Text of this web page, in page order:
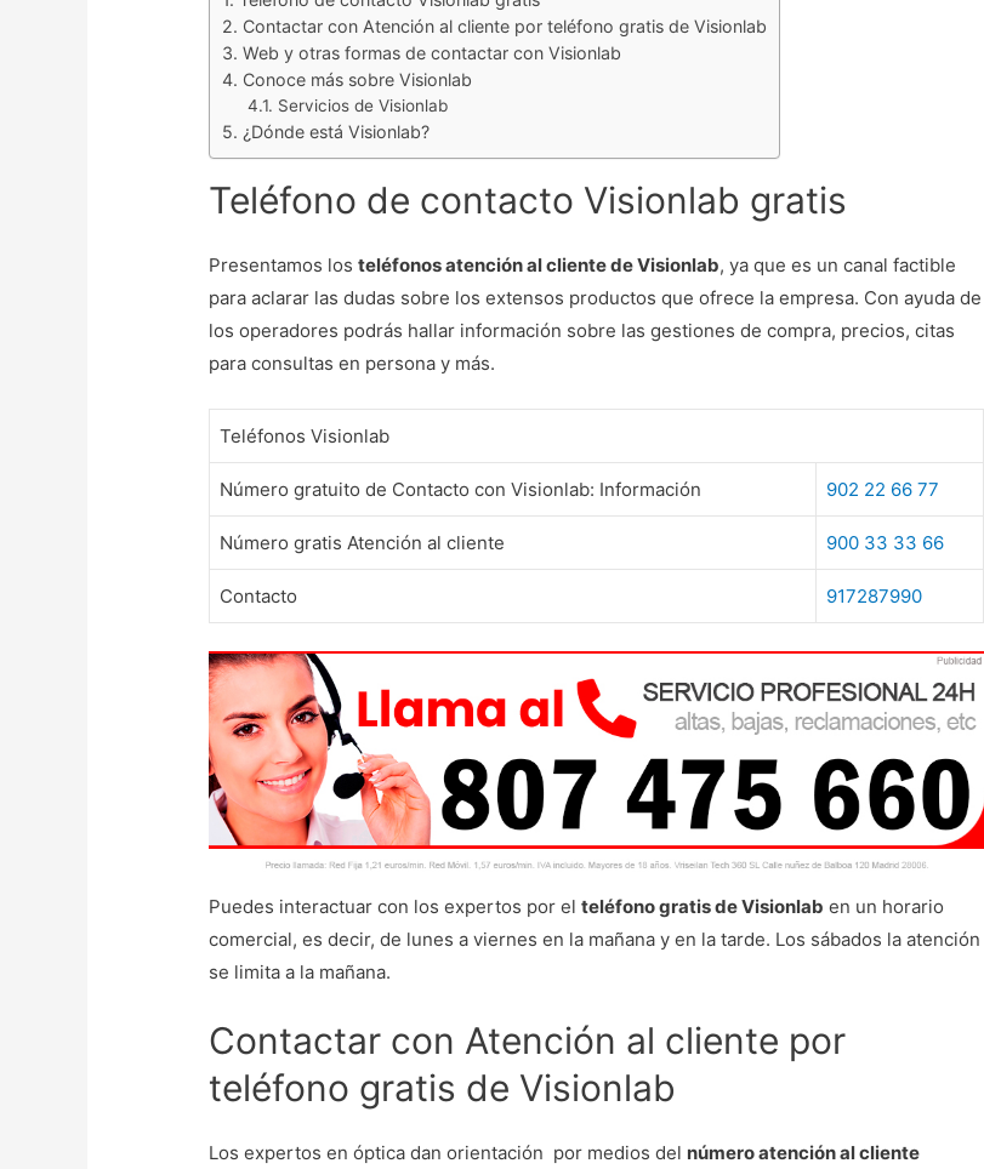
Contactar con Atención al cliente por teléfono gratis de Visionlab
Web y otras formas de contactar con Visionlab
Conoce más sobre Visionlab
Servicios de Visionlab
¿Dónde está Visionlab?
Teléfono de contacto Visionlab gratis
Presentamos losteléfonos atención al cliente de Visionlab, ya que es un canal factible
para aclarar las dudas sobre los extensos productos que ofrece la empresa. Con ayuda de
los operadores podrás hallar información sobre las gestiones de compra, precios, citas
para consultas en persona y más.
Teléfonos Visionlab
Número gratuito de Contacto con Visionlab: Información 902 22 66 77
Número gratis Atención al cliente 900 33 33 66
Contacto 917287990
Puedes interactuar con los expertos por elteléfono gratis de Visionlab en un horario
comercial, es decir, de lunes a viernes en la mañana y en la tarde. Los sábados la atención
se limita a la mañana.
Contactar con Atención al cliente por
teléfono gratis de Visionlab
Los expertos en óptica dan orientación por medios del número atención al cliente